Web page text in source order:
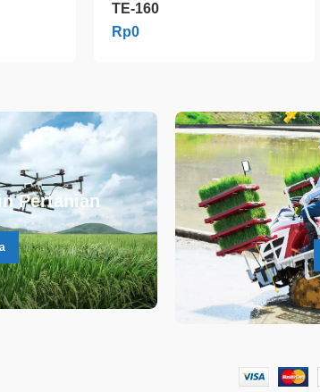
TE-160
Rp0
Pertanian